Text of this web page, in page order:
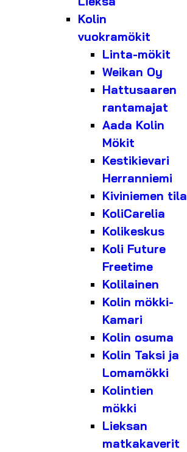
Kolin
vuokramökit
Linta-mökit
Weikan Oy
Hattusaaren
rantamajat
Aada Kolin
Mökit
Kestikievari
Herranniemi
Kiviniemen tila
KoliCarelia
Kolikeskus
Koli Future
Freetime
Kolilainen
Kolin mökki-
Kamari
Kolin osuma
Kolin Taksi ja
Lomamökki
Kolintien
mökki
Lieksan
matkakaverit